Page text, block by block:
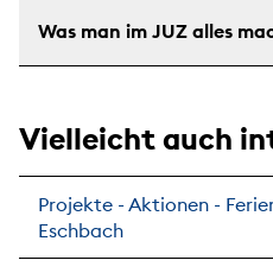
Was man im JUZ alles
Vielleicht auch
Projekte - Aktionen -
Eschbach